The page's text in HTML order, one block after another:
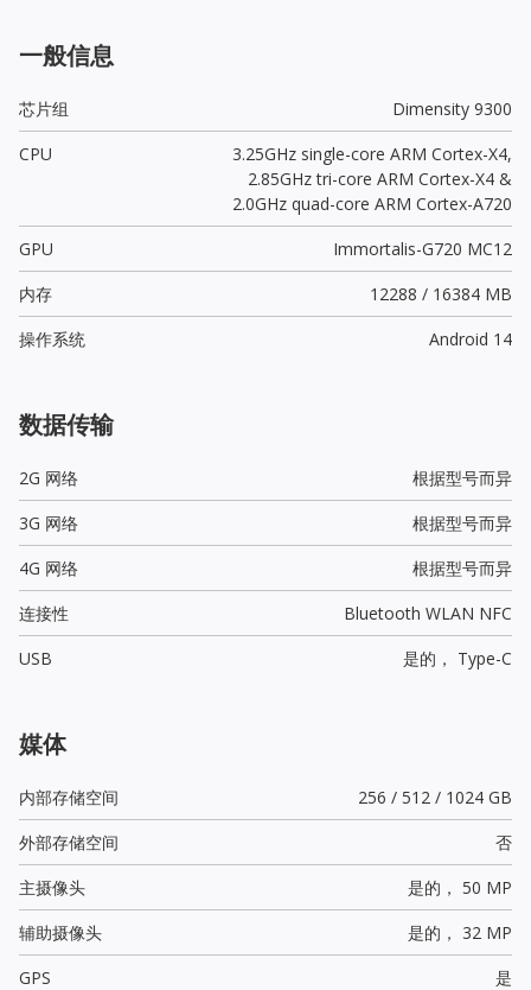
一般信息
芯片组
Dimensity 9300
CPU
3.25GHz single-core ARM Cortex-X4,
2.85GHz tri-core ARM Cortex-X4 &
2.0GHz quad-core ARM Cortex-A720
GPU
Immortalis-G720 MC12
内存
12288 / 16384 MB
操作系统
Android 14
数据传输
2G 网络
根据型号而异
3G 网络
根据型号而异
4G 网络
根据型号而异
连接性
Bluetooth WLAN NFC
USB
是的， Type-C
媒体
内部存储空间
256 / 512 / 1024 GB
外部存储空间
否
主摄像头
是的， 50 MP
辅助摄像头
是的， 32 MP
GPS
是